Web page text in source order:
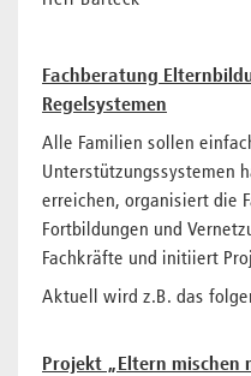
Fachberatung
Regelsystemen
Alle Familien sollen
Unterstützungssystemen
erreichen, organisiert die
Fortbildungen und
Fachkräfte und initiiert
Aktuell wird z.B. das
Projekt „Eltern